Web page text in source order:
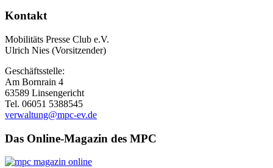
Kontakt
Mobilitäts Presse Club e.V.
Ulrich Nies (Vorsitzender)
Geschäftsstelle:
Am Bornrain 4
63589 Linsengericht
Tel. 06051 5388545
verwaltung@mpc-ev.de
Das Online-Magazin des MPC